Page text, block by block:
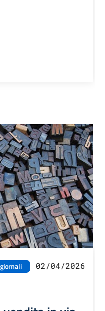
giornali
02/04/2026